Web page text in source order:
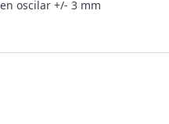
oscilar +/- 3 mm